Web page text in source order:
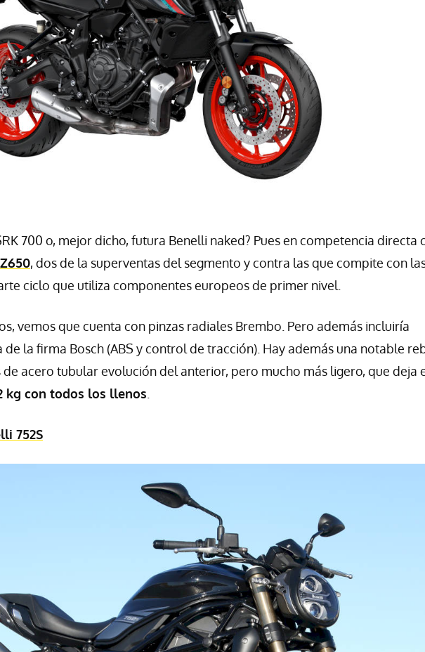
700 o, mejor dicho, futura Benelli naked? Pues en competencia directa
, dos de la superventas del segmento y contra las que compite con
ciclo que utiliza componentes europeos de primer nivel.
vemos que cuenta con pinzas radiales Brembo. Pero además incluiría
la firma Bosch (ABS y control de tracción). Hay además una notable
acero tubular evolución del anterior, pero mucho más ligero, que deja
kg con todos los llenos
752S